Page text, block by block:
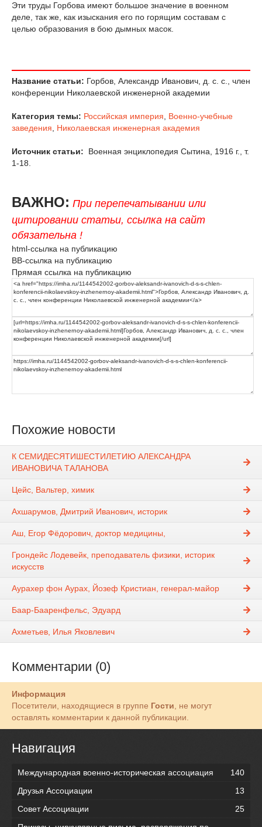
Эти труды Горбова имеют большое значение в военном
деле, так же, как изыскания его по горящим составам с
целью образования в бою дымных масок.
Название статьи: Горбов, Александр Иванович, д. с. с., член
конференции Николаевской инженерной академии
Категория темы: Российская империя
Военно-учебные
заведения
Николаевская инженерная академия
Источник статьи:
Военная энциклопедия Сытина, 1916 г., т.
1-18.
ВАЖНО: При перепечатывании или
цитировании статьи, ссылка на сайт
обязательна !
html-ссылка на публикацию
BB-ссылка на публикацию
Прямая ссылка на публикацию
Похожие новости
К СЕМИДЕСЯТИШЕСТИЛЕТИЮ АЛЕКСАНДРА
ИВАНОВИЧА ТАЛАНОВА
Цейс, Вальтер, химик
Ахшарумов, Дмитрий Иванович, историк
Аш, Егор Фёдорович, доктор медицины,
Грондейс Лодевейк, преподаватель физики, историк
искусств
Аурахер фон Аурах, Йозеф Кристиан, генерал-майор
Баар-Бааренфельс, Эдуард
Ахметьев, Илья Яковлевич
Комментарии (0)
Информация
Посетители, находящиеся в группе Гости , не могут
оставлять комментарии к данной публикации.
Навигация
Международная военно-историческая ассоциация
140
Друзья Ассоциации
13
Совет Ассоциации
25